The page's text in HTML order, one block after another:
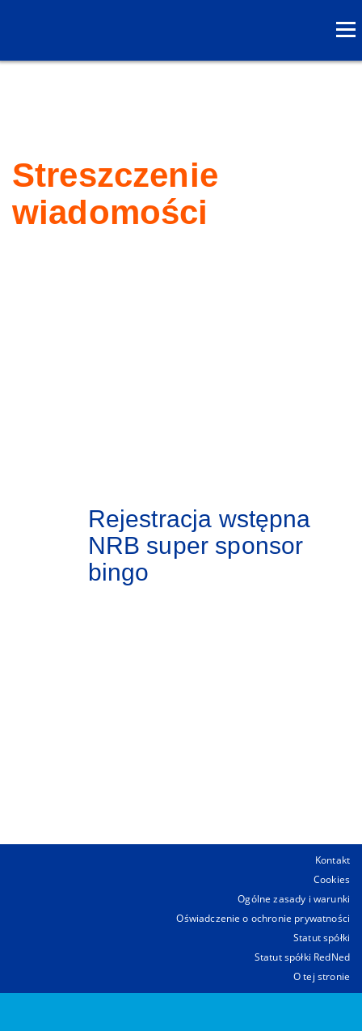
Streszczenie
wiadomości
Rejestracja wstępna
NRB super sponsor
bingo
Kontakt
Cookies
Ogólne zasady i warunki
Oświadczenie o ochronie prywatności
Statut spółki
Statut spółki RedNed
O tej stronie